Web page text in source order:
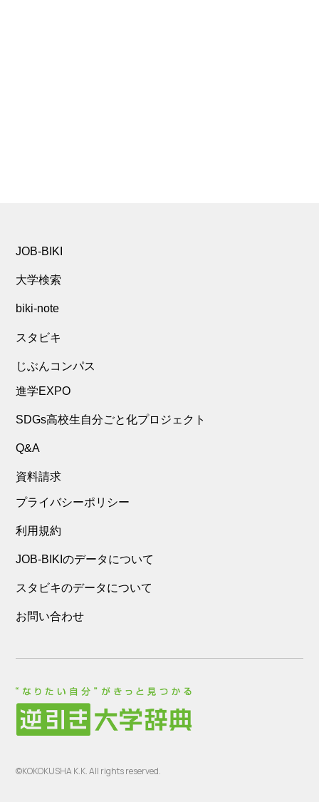
JOB-BIKI
大学検索
biki-note
スタビキ
じぶんコンパス
進学EXPO
SDGs高校生自分ごと化プロジェクト
Q&A
資料請求
プライバシーポリシー
利用規約
JOB-BIKIのデータについて
スタビキのデータについて
お問い合わせ
©KOKOKUSHA K.K. All rights reserved.